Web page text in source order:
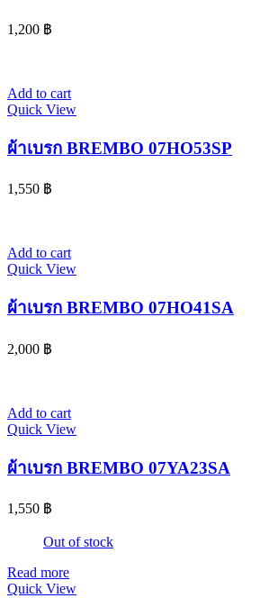
1,200 ฿
Add to cart
Quick View
ผ้าเบรก BREMBO 07HO53SP
1,550 ฿
Add to cart
Quick View
ผ้าเบรก BREMBO 07HO41SA
2,000 ฿
Add to cart
Quick View
ผ้าเบรก BREMBO 07YA23SA
1,550 ฿
Out of stock
Read more
Quick View